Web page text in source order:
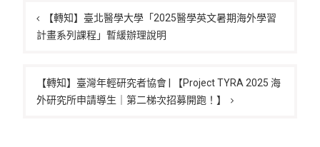
章
導
【轉知】臺北醫學大學「2025醫學英文暑期海外學習
計畫系列課程」暫緩辦理說明
【轉知】臺灣年輕研究者協會 | 【Project TYRA 2025 海
外研究所申請導生｜第二梯次招募開跑！】